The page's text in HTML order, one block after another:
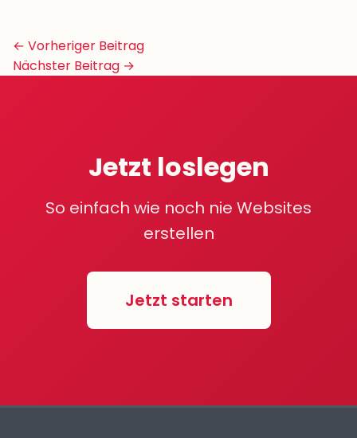
Beitrags-
Navigation
← Vorheriger Beitrag
Nächster Beitrag →
Jetzt loslegen
So einfach wie noch nie Websites
erstellen
Jetzt starten